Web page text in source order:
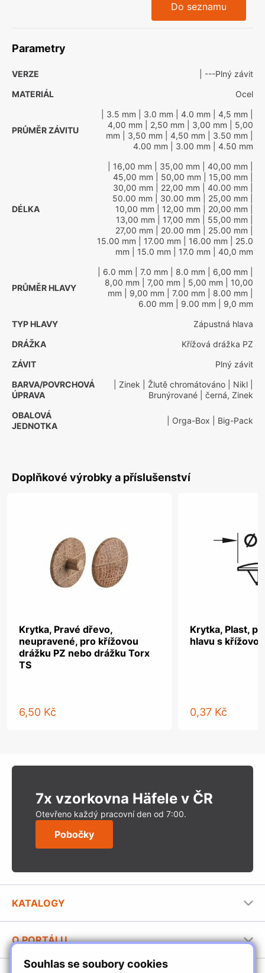
Souhlas se soubory cookies
Do seznamu
Parametry
VERZE
| ---Plný závit
MATERIÁL
Ocel
PRŮMĚR ZÁVITU
| 3.5 mm | 3.0 mm | 4.0 mm | 4,5 mm
4,00 mm | 2,50 mm | 3,00 mm | 5,00
mm | 3,50 mm | 4,50 mm | 3.50 mm
4.00 mm | 3.00 mm | 4.50 mm
DÉLKA
| 16,00 mm | 35,00 mm | 40,00 mm
45,00 mm | 50,00 mm | 15,00 mm
30,00 mm | 22,00 mm | 40.00 mm
50.00 mm | 30.00 mm | 25,00 mm
10,00 mm | 12,00 mm | 20,00 mm
13,00 mm | 17,00 mm | 55,00 mm
27,00 mm | 20.00 mm | 25.00 mm
15.00 mm | 17.00 mm | 16.00 mm | 25.0
mm | 15.0 mm | 17.0 mm | 40,0 mm
PRŮMĚR HLAVY
| 6.0 mm | 7.0 mm | 8.0 mm | 6,00 mm
8,00 mm | 7,00 mm | 5,00 mm | 10,00
mm | 9,00 mm | 7.00 mm | 8.00 mm
6.00 mm | 9.00 mm | 9,0 mm
TYP HLAVY
Zápustná hlava
DRÁŽKA
Křížová drážka PZ
ZÁVIT
Plný závit
BARVA/POVRCHOVÁ
ÚPRAVA
| Zinek | Žlutě chromátováno | Nikl
Brunýrované | černá, Zinek
OBALOVÁ
JEDNOTKA
| Orga-Box | Big-Pack
Doplňkové výrobky a příslušenství
Krytka, Pravé dřevo,
neupravené, pro křížovou
drážku PZ nebo drážku Torx
TS
6,50 Kč
Krytka, Plast,
hlavu s
0,37 Kč
7x vzorkovna Häfele v ČR
Otevřeno každý pracovní den od 7:00.
Pobočky
KATALOGY
Stavební katalog Häfele
Brožury Häfele
O PORTÁLU
Provozovatel portálu